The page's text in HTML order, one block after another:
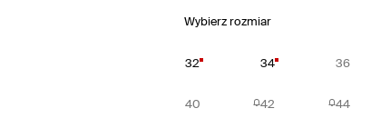
Wybierz rozmiar
32 34 36
40 42 44